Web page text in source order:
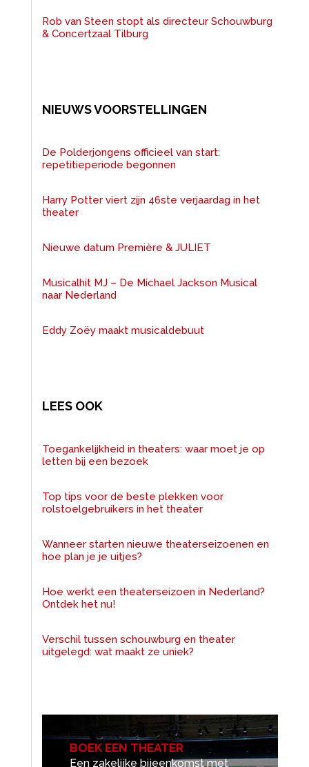
Rob van Steen stopt als directeur Schouwburg
& Concertzaal Tilburg
NIEUWS VOORSTELLINGEN
De Polderjongens officieel van start:
repetitieperiode begonnen
Harry Potter viert zijn 46ste verjaardag in het
theater
Nieuwe datum Première & JULIET
Musicalhit MJ – De Michael Jackson Musical
naar Nederland
Eddy Zoëy maakt musicaldebuut
LEES OOK
Toegankelijkheid in theaters: waar moet je op
letten bij een bezoek
Top tips voor de beste plekken voor
rolstoelgebruikers in het theater
Wanneer starten nieuwe theaterseizoenen en
hoe plan je je uitjes?
Hoe werkt een theaterseizoen in Nederland?
Ontdek het nu!
Verschil tussen schouwburg en theater
uitgelegd: wat maakt ze uniek?
BOEK EEN THEATER
Een zakelijke bijeenkomst met